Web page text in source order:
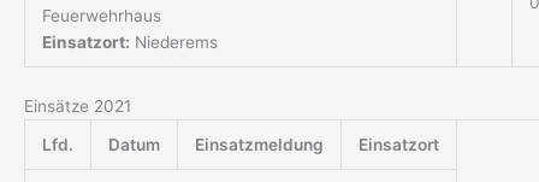
Feuerwehrhaus
Einsatzort: Niederems
Einsätze 2021
Lfd.
Datum Einsatzmeldung Einsatzort